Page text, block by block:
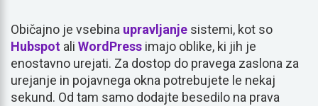
Običajno je vsebina upravljanje sistemi, kot so
Hubspot ali WordPress imajo oblike, ki jih je
enostavno urejati. Za dostop do pravega zaslona za
urejanje in pojavnega okna potrebujete le nekaj
sekund. Od tam samo dodajte besedilo na prava